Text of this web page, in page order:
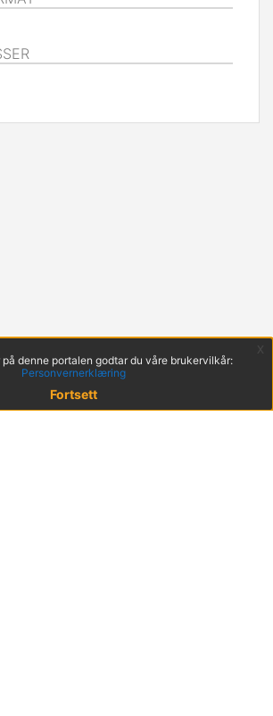
denne portalen godtar du våre brukervilkår:
Personvernerklæring
Fortsett
x